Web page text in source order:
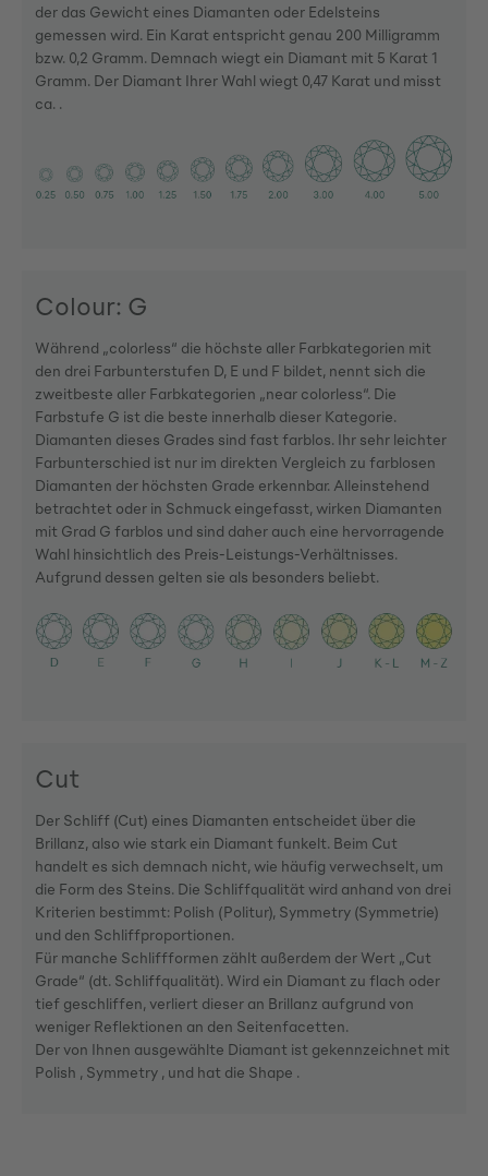
der das Gewicht eines Diamanten oder Edelsteins
gemessen wird. Ein Karat entspricht genau 200 Milligramm
bzw. 0,2 Gramm. Demnach wiegt ein Diamant mit 5 Karat 1
Gramm. Der Diamant Ihrer Wahl wiegt 0,47 Karat und misst
ca. .
Colour: G
Während „colorless“ die höchste aller Farbkategorien mit
den drei Farbunterstufen D, E und F bildet, nennt sich die
zweitbeste aller Farbkategorien „near colorless“. Die
Farbstufe G ist die beste innerhalb dieser Kategorie.
Diamanten dieses Grades sind fast farblos. Ihr sehr leichter
Farbunterschied ist nur im direkten Vergleich zu farblosen
Diamanten der höchsten Grade erkennbar. Alleinstehend
betrachtet oder in Schmuck eingefasst, wirken Diamanten
mit Grad G farblos und sind daher auch eine hervorragende
Wahl hinsichtlich des Preis-Leistungs-Verhältnisses.
Aufgrund dessen gelten sie als besonders beliebt.
Cut
Der Schliff (Cut) eines Diamanten entscheidet über die
Brillanz, also wie stark ein Diamant funkelt. Beim Cut
handelt es sich demnach nicht, wie häufig verwechselt, um
die Form des Steins. Die Schliffqualität wird anhand von drei
Kriterien bestimmt: Polish (Politur), Symmetry (Symmetrie)
und den Schliffproportionen.
Für manche Schliffformen zählt außerdem der Wert „Cut
Grade“ (dt. Schliffqualität). Wird ein Diamant zu flach oder
tief geschliffen, verliert dieser an Brillanz aufgrund von
weniger Reflektionen an den Seitenfacetten.
Der von Ihnen ausgewählte Diamant ist gekennzeichnet mit
Polish , Symmetry , und hat die Shape .